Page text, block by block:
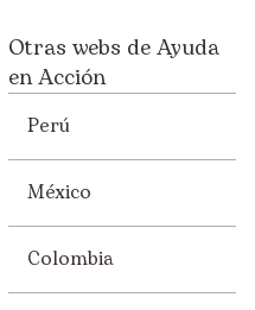
Otras webs de Ayuda
en Acción
Perú
México
Colombia